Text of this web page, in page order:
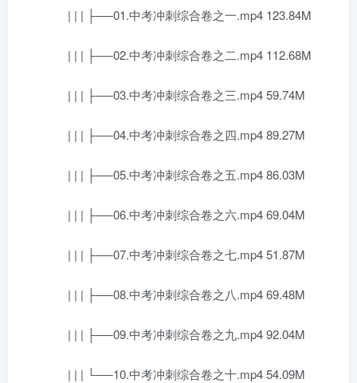
| | | ├──01.中考冲刺综合卷之一.mp4 123.84M
| | | ├──02.中考冲刺综合卷之二.mp4 112.68M
| | | ├──03.中考冲刺综合卷之三.mp4 59.74M
| | | ├──04.中考冲刺综合卷之四.mp4 89.27M
| | | ├──05.中考冲刺综合卷之五.mp4 86.03M
| | | ├──06.中考冲刺综合卷之六.mp4 69.04M
| | | ├──07.中考冲刺综合卷之七.mp4 51.87M
| | | ├──08.中考冲刺综合卷之八.mp4 69.48M
| | | ├──09.中考冲刺综合卷之九.mp4 92.04M
| | | └──10.中考冲刺综合卷之十.mp4 54.09M